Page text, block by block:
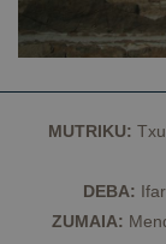
MUTRIKU:
DEBA:
ZUMAIA:
Nombre